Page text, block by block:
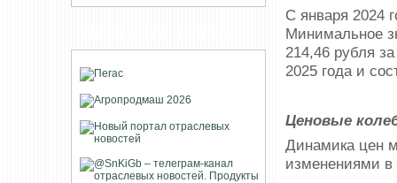
С января 2024
Минимальное
214,46 рубля
2025 года и
Ценовые
Динамика цен
изменениями в